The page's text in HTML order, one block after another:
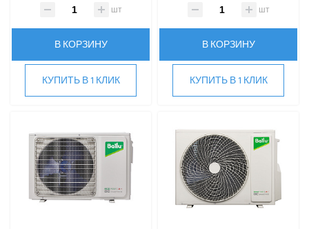
Серия MULTI SMART
Напольно-потолочные кондиционеры
Настенные кондиционеры
Dantex
ECOSTAR
Electrolux
EXPERTAIR by ZILON
шт
В КОРЗИНУ
КУПИТЬ В 1 КЛИК
шт
В КОРЗИНУ
КУПИТЬ В 1 КЛИК